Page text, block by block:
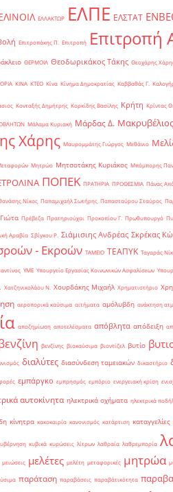
ΕΛΛΑΚΤΩΡ ΕΛΠΕ ΕΛΣΤΑΤ
Επιτροπάκης Π. Επιτροπή Επιτροπή
ΘΕΡΜΟΙΛ Θεοδωρικάκος Τάκης Θεοχάρης
ΚΙΝΑ ΚΤΕΟ Κίνα Κίνημα Δημοκρατίας Καββαθάς Γ.
Κονταξής Δημήτρης Κορκίδης Βασίλης Κρήτη Κρίντας Θ.
Μάλαμα Κυριακή Μάρδας Δ.
Χάρης Μαυρομμάτης Γιώργος Μεθάνιο
Μητρώο Μητσοτάκης Κυριάκος Μπόμπορης
ΠΟΠΕΚ ΠΡΑΤΗΡΙΑ ΠΡΟΘΕΣΜΙΑ Πάνας
Νίκος Παπαμιχαήλ Σωτήρης Παπασταύρου Σταύρος
Πρέβεζα Πρατηριούχοι Προκοπίου Γ. Πρωθυπουργό
Αραβία Σβίγκου Ρ. Σιάμισιης Ανδρέας Σκρέκας
- Εκροών ΤΑΜΕΙΟ ΤΕΑΠΥΚ Ταγαράς
ΥΜΕ Υπουργείο Εργασίας Κοινωνικών Ασφαλίσεων
Χατζηνικολάου Ν. Χουρδάκης Μιχαήλ Χρηματιστήριο
αεροπορικά καύσιμα αιτήματα αμόλυβδη ανάκτηση
αποζημίωση αποτελέσματα απόβλητα απόδειξη
βενζίνης βιοκαύσιμα βιοντίζελ βυτίο
διαλύτες διασύνδεση ταμειακών δικαστήριο
εμπάργκο εμπρησμός εμπόριο ενεργειακή κρίση
αυτοκίνητα ηλεκτρικά οχήματα ηλεκτρικά
κίνητρα κακοκαιρία κανονισμός κατάρτιση καταγγελίες
κυβικά κυρώσεις λίτρων λαθραία λαθρεμπορία
μειώσεις μελέτες μελέτη μεταφορικές μητρώα
παράταση παραβάσεις παραβάτικότητα